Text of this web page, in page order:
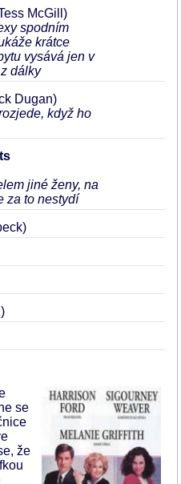
McGill)
spodním
krátce
vysává jen v
dálky
Dugan)
když ho
jiné ženy, na
za to nestydí
se
že